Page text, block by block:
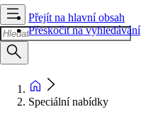
Přejít na hlavní obsah
Přeskočit na vyhledávání
Speciální nabídky